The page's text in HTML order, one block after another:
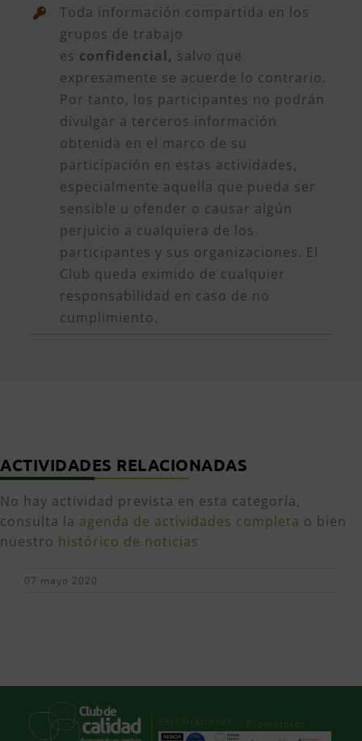
Toda información compartida en los
grupos de trabajo
es confidencial, salvo que
expresamente se acuerde lo contrario.
Por tanto, los participantes no podrán
divulgar a terceros información
obtenida en el marco de su
participación en estas actividades,
especialmente aquella que pueda ser
sensible u ofender o causar algún
perjuicio a cualquiera de los
participantes y sus organizaciones. El
Club queda eximido de cualquier
responsabilidad en caso de no
cumplimiento.
ACTIVIDADES RELACIONADAS
No hay actividad prevista en esta categoría,
consulta la agenda de actividades completa o bien
nuestro histórico de noticias
07 mayo 2020
Certificaciones Promotores